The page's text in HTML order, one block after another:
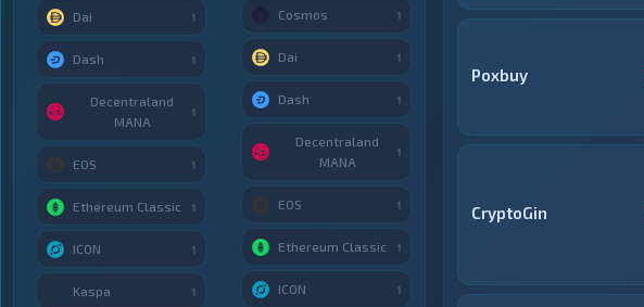
Poxbuy
CryptoGin
Dai 1
Dash 1
Decentraland
MANA
1
EOS 1
Ethereum Classic 1
ICON 1
Kaspa 1
Cosmos 1
Dai 1
Dash 1
Decentraland
MANA
1
EOS 1
Ethereum Classic 1
ICON 1